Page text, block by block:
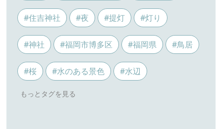
#住吉神社 #夜 #提灯 #灯り
#神社 #福岡市博多区 #福岡県 #鳥居
#桜 #水のある景色 #水辺